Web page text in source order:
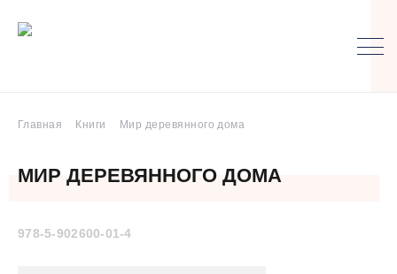
Главная Книги Мир деревянного дома
МИР ДЕРЕВЯННОГО ДОМА
978-5-902600-01-4